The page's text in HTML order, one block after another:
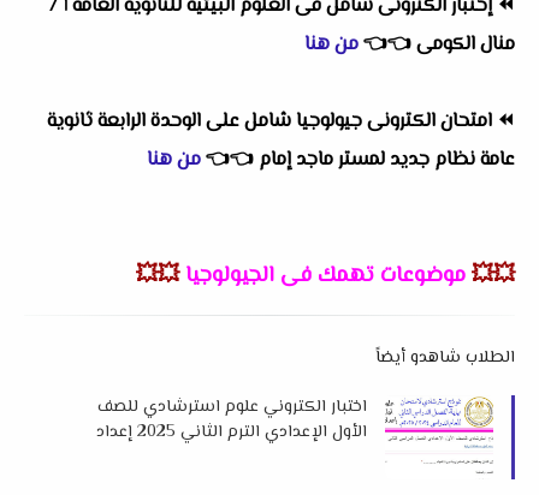
⏪إختبار الكترونى شامل فى العلوم البيئية للثانوية العامة أ /
منال الكومى👈
👈من هنا
⏪ امتحان الكترونى جيولوجيا شامل على الوحدة الرابعة ثانوية
عامة نظام جديد لمستر ماجد إمام 👈
👈من هنا
💥💥موضوعات تهمك فى الجيولوجيا💥💥
الطلاب شاهدو أيضاً
اختبار الكتروني علوم استرشادي للصف
الأول الإعدادي الترم الثاني 2025 إعداد